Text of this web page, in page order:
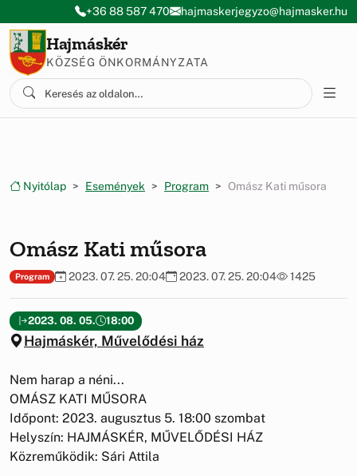
Ugrás a menüre
Ugrás a tartalomra
+36 88 587 470 hajmaskerjegyzo@hajmasker.hu
Hajmáskér
KÖZSÉG ÖNKORMÁNYZATA
Nyitólap Események Program Omász Kati műsora
Omász Kati műsora
Program 2023. 07. 25. 20:04 2023. 07. 25. 20:04 1425
2023. 08. 05. 18:00
Hajmáskér, Művelődési ház
Nem harap a néni...
OMÁSZ KATI MŰSORA
Időpont: 2023. augusztus 5. 18:00 szombat
Helyszín: HAJMÁSKÉR, MŰVELŐDÉSI HÁZ
Közreműködik: Sári Attila